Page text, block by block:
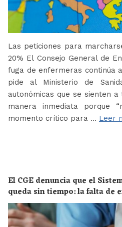
Las peticiones para
20% El Consejo General de
fuga de enfermeras continúa
pide al Ministerio de
autonómicas que se sienten
manera inmediata porque
momento crítico para … Leer
El CGE denuncia que el
queda sin tiempo: la falta de
supone un riesgo enorme
población